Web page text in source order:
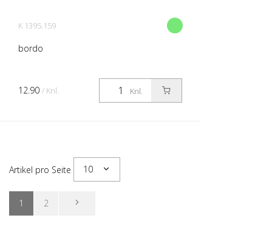
K 1395.159
bordo
Knl.
12.90 / Knl.
Artikel pro Seite 10
1 2